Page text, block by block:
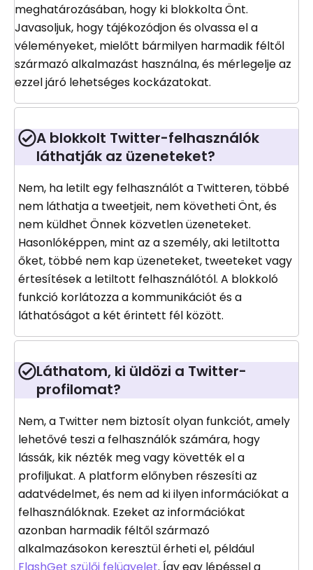
meghatározásában, hogy ki blokkolta Önt.
Javasoljuk, hogy tájékozódjon és olvassa el a
véleményeket, mielőtt bármilyen harmadik féltől
származó alkalmazást használna, és mérlegelje az
ezzel járó lehetséges kockázatokat.
A blokkolt Twitter-felhasználók
láthatják az üzeneteket?
Nem, ha letilt egy felhasználót a Twitteren, többé
nem láthatja a tweetjeit, nem követheti Önt, és
nem küldhet Önnek közvetlen üzeneteket.
Hasonlóképpen, mint az a személy, aki letiltotta
őket, többé nem kap üzeneteket, tweeteket vagy
értesítések a letiltott felhasználótól. A blokkoló
funkció korlátozza a kommunikációt és a
láthatóságot a két érintett fél között.
Láthatom, ki üldözi a Twitter-
profilomat?
Nem, a Twitter nem biztosít olyan funkciót, amely
lehetővé teszi a felhasználók számára, hogy
lássák, kik nézték meg vagy követték el a
profiljukat. A platform előnyben részesíti az
adatvédelmet, és nem ad ki ilyen információkat a
felhasználóknak. Ezeket az információkat
azonban harmadik féltől származó
alkalmazásokon keresztül érheti el, például
FlashGet szülői felügyelet. Így egy lépéssel a